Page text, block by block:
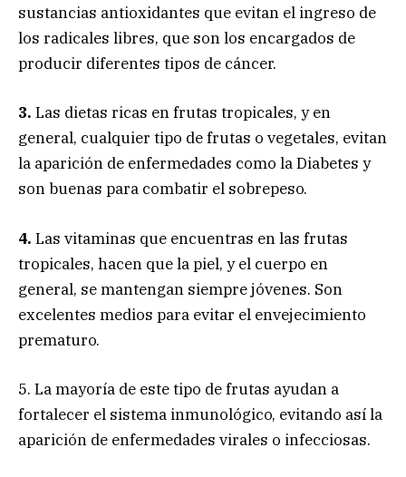
sustancias antioxidantes que evitan el ingreso de
los radicales libres, que son los encargados de
producir diferentes tipos de cáncer.
3. Las dietas ricas en frutas tropicales, y en
general, cualquier tipo de frutas o vegetales, evitan
la aparición de enfermedades como la Diabetes y
son buenas para combatir el sobrepeso.
4. Las vitaminas que encuentras en las frutas
tropicales, hacen que la piel, y el cuerpo en
general, se mantengan siempre jóvenes. Son
excelentes medios para evitar el envejecimiento
prematuro.
5. La mayoría de este tipo de frutas ayudan a
fortalecer el sistema inmunológico, evitando así la
aparición de enfermedades virales o infecciosas.